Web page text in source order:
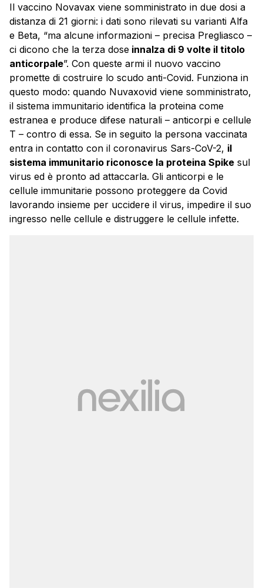
Il vaccino Novavax viene somministrato in due dosi a
distanza di 21 giorni: i dati sono rilevati su varianti Alfa
e Beta, “ma alcune informazioni – precisa Pregliasco –
ci dicono che la terza dose innalza di 9 volte il titolo
anticorpale”. Con queste armi il nuovo vaccino
promette di costruire lo scudo anti-Covid. Funziona in
questo modo: quando Nuvaxovid viene somministrato,
il sistema immunitario identifica la proteina come
estranea e produce difese naturali – anticorpi e cellule
T – contro di essa. Se in seguito la persona vaccinata
entra in contatto con il coronavirus Sars-CoV-2, il
sistema immunitario riconosce la proteina Spike sul
virus ed è pronto ad attaccarla. Gli anticorpi e le
cellule immunitarie possono proteggere da Covid
lavorando insieme per uccidere il virus, impedire il suo
ingresso nelle cellule e distruggere le cellule infette.